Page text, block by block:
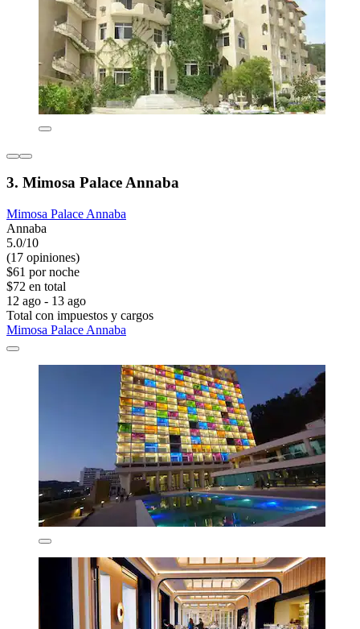
3. Mimosa Palace Annaba
Mimosa Palace Annaba
Annaba
5.0/10
(17 opiniones)
$61 por noche
$72 en total
12 ago - 13 ago
Total con impuestos y cargos
Mimosa Palace Annaba